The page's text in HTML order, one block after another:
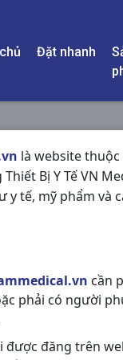
Đặt nhanh
là website
Bị Y Tế VN
y tế, mỹ phẩm và
cần
phải có người
được đăng trên
GEL
hội: